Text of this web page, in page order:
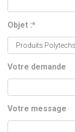
Objet :*
Votre demande
Votre message